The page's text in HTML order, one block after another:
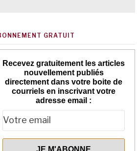
GRATUIT
Recevez gratuitement les articles
nouvellement publiés
directement dans votre boite de
courriels en inscrivant votre
adresse email :